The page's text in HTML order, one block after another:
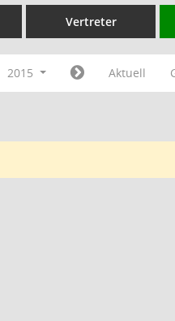
Vertreter
2015 Aktuell